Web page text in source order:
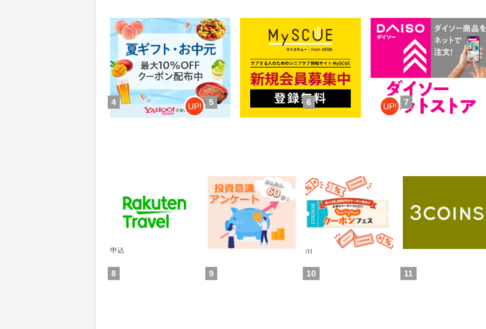
Yahoo!ショッピング(ヤフー シ
ョッピング)
0.46% 還元
獲得条件：お買い物
MySCUE（マイスキュー）
獲得条件：無料会員登録
公式通販【ダイソーネットスト
ア】
還元
獲得条件：お買い物
4 UP!
ポイント
通常：50ポイント
申込
レオンワークス 投資ア
ンケート
5
ポイント
獲得条件：その他(ため方)
じゃらんnet
6 UP!
0.6%
還元
通常：0.5%還元
獲得条件：ホテル・旅館宿
泊
ONLINE STORE（パル
クローゼットオンライ
7
1%還元
8 9 10 11